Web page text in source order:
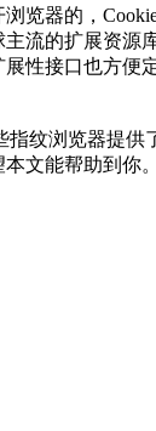
器的，
流的扩展资
性接口也方
指纹浏览器提
文能帮助到你。